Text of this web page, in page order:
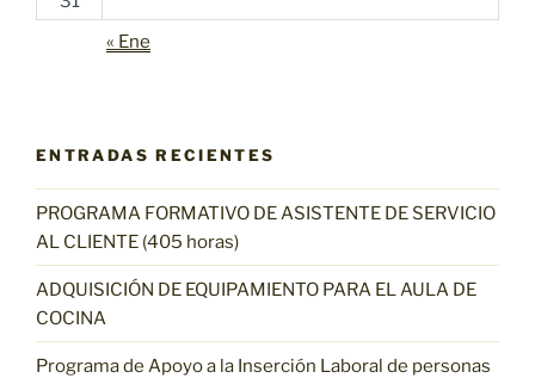
« Ene
ENTRADAS RECIENTES
PROGRAMA FORMATIVO DE ASISTENTE DE SERVICIO
AL CLIENTE (405 horas)
ADQUISICIÓN DE EQUIPAMIENTO PARA EL AULA DE
COCINA
Programa de Apoyo a la Inserción Laboral de personas